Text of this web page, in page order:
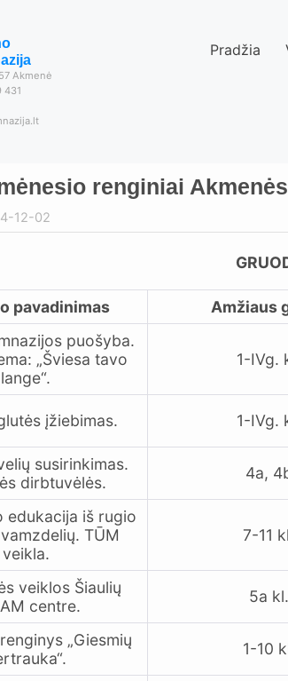
Akmenė
431
Pradžia
renginiai
12-02
pavadinimas Amžiaus
puošyba.
„Šviesa tavo
lange“.
1-IVg.
įžiebimas. 1-IVg.
susirinkimas.
dirbtuvėlės.
4a,
edukacija iš rugio
TŪM
veikla.
7-11
veiklos Šiaulių
centre.
5a kl.
„Giesmių
1-10